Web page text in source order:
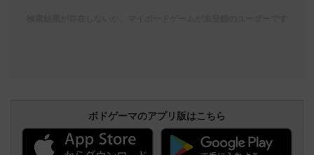
ボドゲーマのアプリ版はこちら